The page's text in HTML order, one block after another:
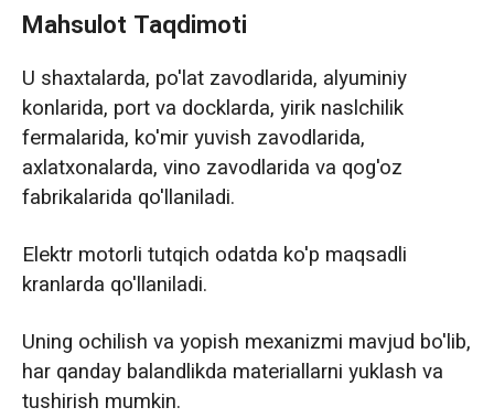
Mahsulot Taqdimoti
U shaxtalarda, po'lat zavodlarida, alyuminiy
konlarida, port va docklarda, yirik naslchilik
fermalarida, ko'mir yuvish zavodlarida,
axlatxonalarda, vino zavodlarida va qog'oz
fabrikalarida qo'llaniladi.
Elektr motorli tutqich odatda ko'p maqsadli
kranlarda qo'llaniladi.
Uning ochilish va yopish mexanizmi mavjud bo'lib,
har qanday balandlikda materiallarni yuklash va
tushirish mumkin.